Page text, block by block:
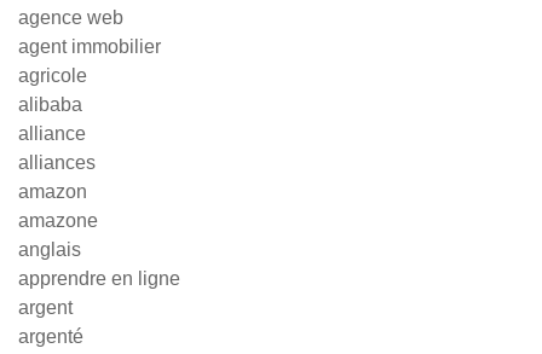
agence web
agent immobilier
agricole
alibaba
alliance
alliances
amazon
amazone
anglais
apprendre en ligne
argent
argenté